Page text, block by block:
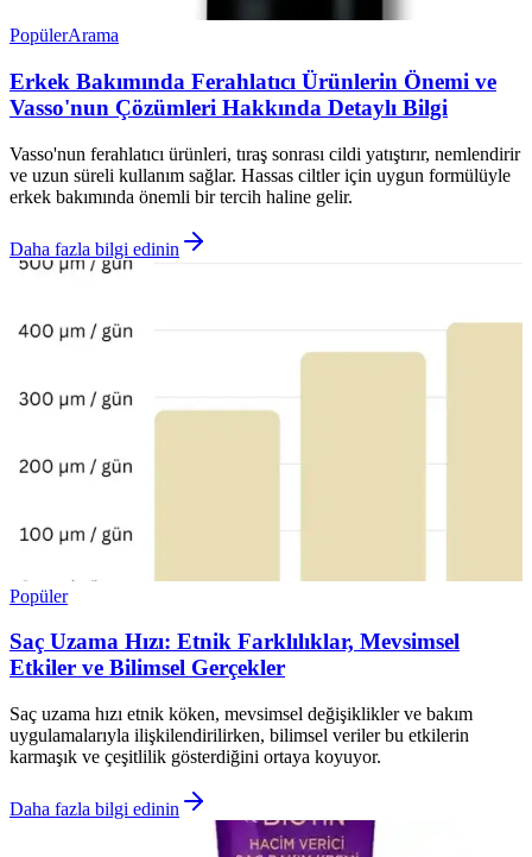
PopülerArama
Erkek Bakımında Ferahlatıcı Ürünlerin Önemi ve
Vasso'nun Çözümleri Hakkında Detaylı Bilgi
Vasso'nun ferahlatıcı ürünleri, tıraş sonrası cildi yatıştırır, nemlendirir
ve uzun süreli kullanım sağlar. Hassas ciltler için uygun formülüyle
erkek bakımında önemli bir tercih haline gelir.
Daha fazla bilgi edinin
Popüler
Saç Uzama Hızı: Etnik Farklılıklar, Mevsimsel
Etkiler ve Bilimsel Gerçekler
Saç uzama hızı etnik köken, mevsimsel değişiklikler ve bakım
uygulamalarıyla ilişkilendirilirken, bilimsel veriler bu etkilerin
karmaşık ve çeşitlilik gösterdiğini ortaya koyuyor.
Daha fazla bilgi edinin